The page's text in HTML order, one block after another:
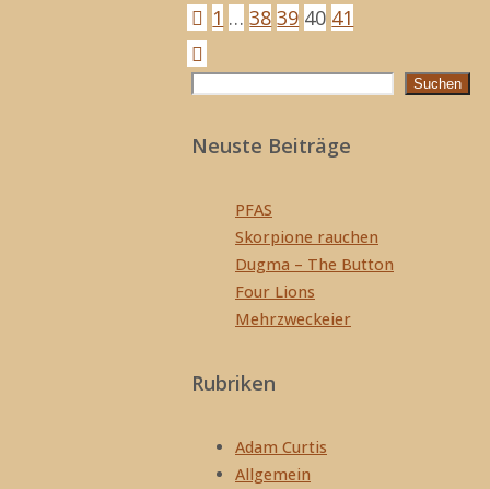
bin
der
1 … 38 39 40 41
Suchen
Neuste Beiträge
PFAS
Skorpione rauchen
Dugma – The Button
Four Lions
Mehrzweckeier
Rubriken
Adam Curtis
Allgemein